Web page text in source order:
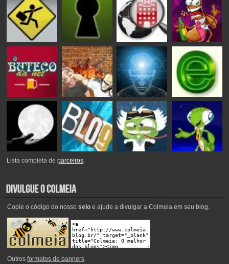
Lista completa deparceiros.
Copie o código do nosso seloe ajude a divulgar a Colmeia em seu blog.
Outros formatos de banners.